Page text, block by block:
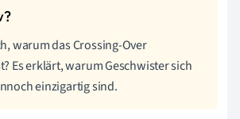
warum das Crossing-Over
Es erklärt, warum Geschwister sich
einzigartig sind.